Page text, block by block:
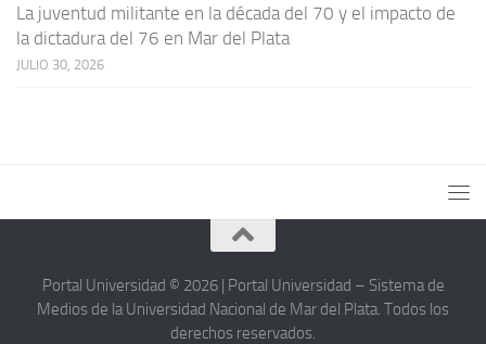
La juventud militante en la década del 70 y el impacto de
la dictadura del 76 en Mar del Plata
JULIO 30, 2026
Portal Universidad © 2026 | Portal Universidad – Sistema de
Medios de la Universidad Nacional de Mar del Plata. Todos los
derechos reservados.